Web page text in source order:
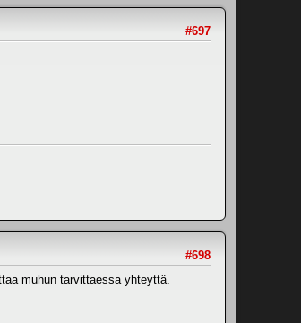
#697
#698
muhun tarvittaessa yhteyttä.